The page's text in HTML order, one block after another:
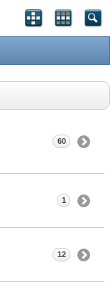
60
1
12